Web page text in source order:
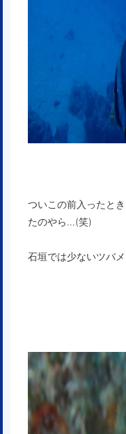
ついこの前入ったと
たのやら…(笑)
石垣では少ないツバ